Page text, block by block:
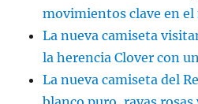
movimientos clave en
La nueva camiseta
la herencia Clover con
La nueva camiseta del